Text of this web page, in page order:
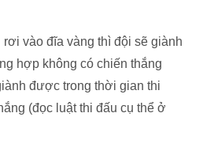
vào đĩa vàng thì đội sẽ giành
hợp không có chiến thắng
được trong thời gian thi
(đọc luật thi đấu cụ thể ở